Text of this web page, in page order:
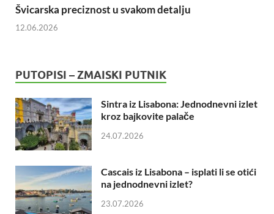
Švicarska preciznost u svakom detalju
12.06.2026
PUTOPISI – ZMAISKI PUTNIK
Sintra iz Lisabona: Jednodnevni izlet
kroz bajkovite palače
24.07.2026
Cascais iz Lisabona – isplati li se otići
na jednodnevni izlet?
23.07.2026